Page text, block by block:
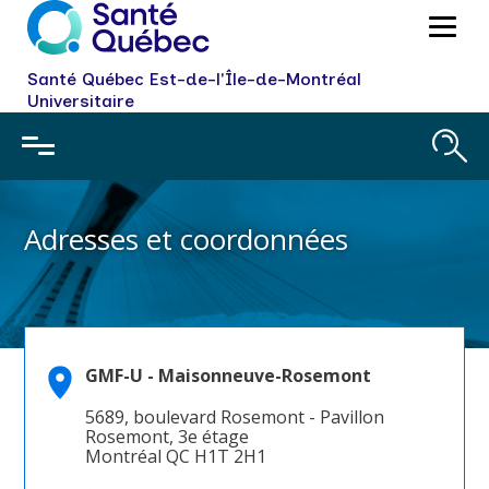
Santé Québec Est-de-l'Île-de-Montréal
Universitaire
Adresses et coordonnées
GMF-U - Maisonneuve-
Rosemont
GMF-U - Maisonneuve-Rosemont
5689, boulevard Rosemont - Pavillon
Rosemont, 3e étage
Montréal QC H1T 2H1